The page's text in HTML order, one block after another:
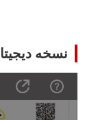
نسخه